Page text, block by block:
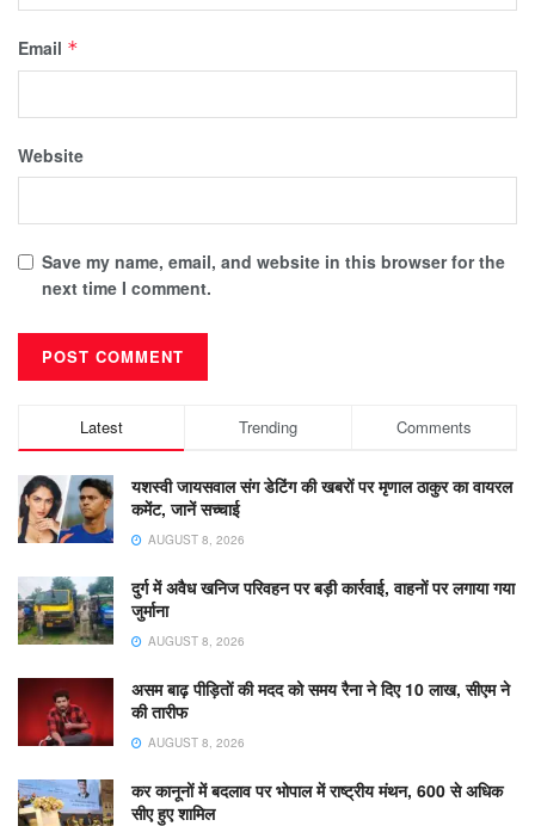
Email *
Website
Save my name, email, and website in this browser for the
next time I comment.
Latest Trending Comments
यशस्वी जायसवाल संग डेटिंग की खबरों पर मृणाल ठाकुर का वायरल
कमेंट, जानें सच्चाई
AUGUST 8, 2026
दुर्ग में अवैध खनिज परिवहन पर बड़ी कार्रवाई, वाहनों पर लगाया गया
जुर्माना
AUGUST 8, 2026
असम बाढ़ पीड़ितों की मदद को समय रैना ने दिए 10 लाख, सीएम ने
की तारीफ
AUGUST 8, 2026
कर कानूनों में बदलाव पर भोपाल में राष्ट्रीय मंथन, 600 से अधिक
सीए हुए शामिल